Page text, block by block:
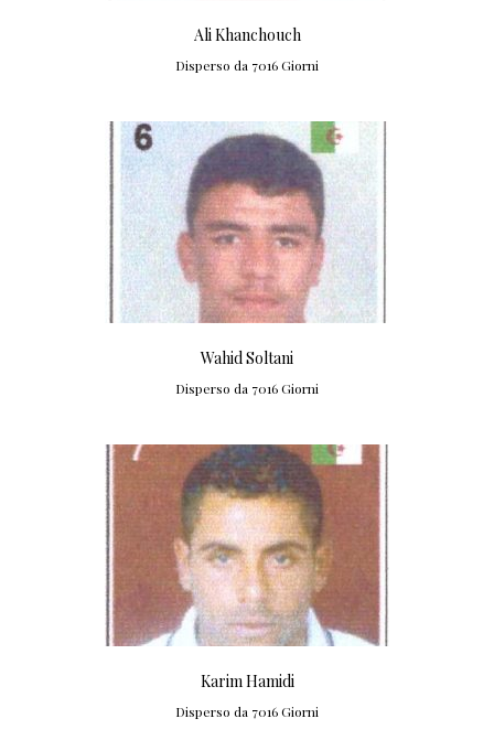
Ali Khanchouch
Disperso da 7016 Giorni
Wahid Soltani
Disperso da 7016 Giorni
Karim Hamidi
Disperso da 7016 Giorni